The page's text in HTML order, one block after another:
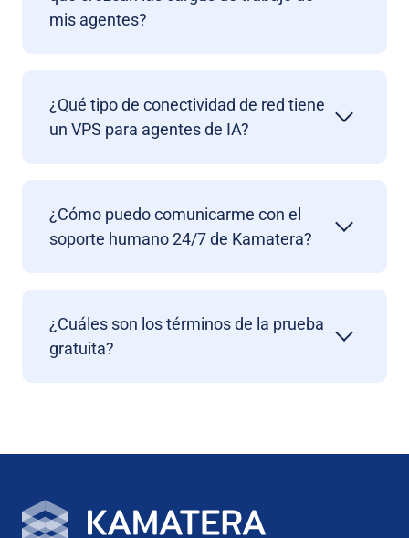
mis agentes?
¿Qué tipo de conectividad de red tiene
un VPS para agentes de IA?
¿Cómo puedo comunicarme con el
soporte humano 24/7 de Kamatera?
¿Cuáles son los términos de la prueba
gratuita?